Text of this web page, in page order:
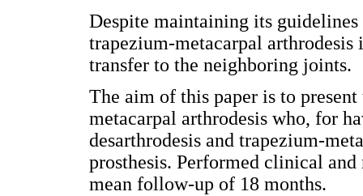
Despite maintaining its
trapezium-metacarpal
transfer to the neighboring joints.
The aim of this paper is to
metacarpal arthrodesis who, for
desarthrodesis and trapezium-
prosthesis. Performed clinical
mean follow-up of 18 months.